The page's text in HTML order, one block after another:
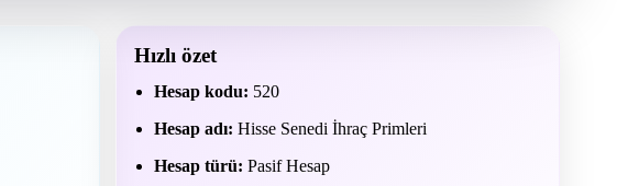
Hızlı özet
Hesap kodu: 520
Hesap adı: Hisse Senedi İhraç Primleri
Hesap türü: Pasif Hesap